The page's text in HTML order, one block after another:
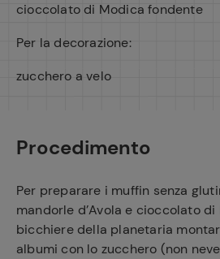
cioccolato di Modica fondente
Per la decorazione:
zucchero a velo
Procedimento
Per preparare i muffin senza
mandorle d’Avola e cioccolato di
bicchiere della planetaria
albumi con lo zucchero (non